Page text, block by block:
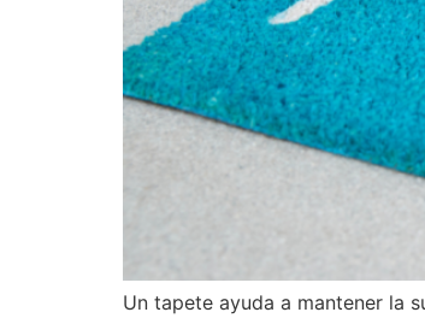
Un tapete ayuda a mantener la